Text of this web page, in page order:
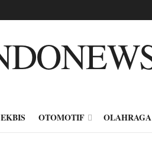
EKBIS OTOMOTIF OLAHRAGA